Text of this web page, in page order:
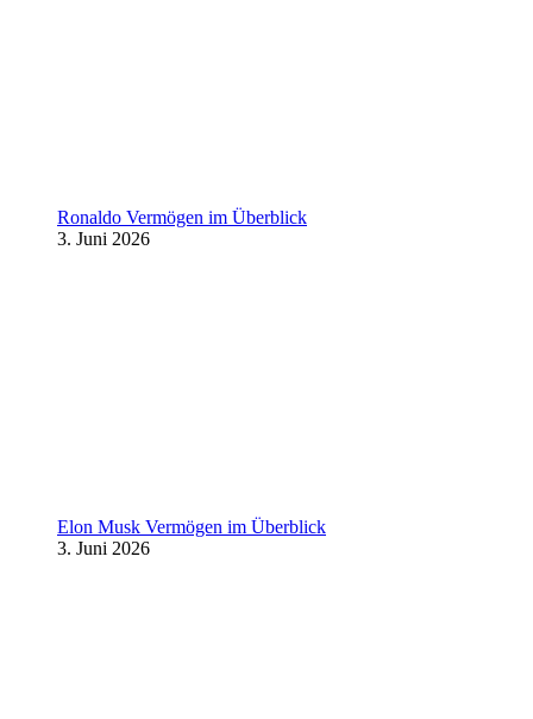
Ronaldo Vermögen im Überblick
3. Juni 2026
Elon Musk Vermögen im Überblick
3. Juni 2026